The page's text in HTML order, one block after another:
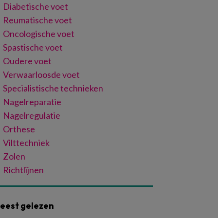
Diabetische voet
Reumatische voet
Oncologische voet
Spastische voet
Oudere voet
Verwaarloosde voet
Specialistische technieken
Nagelreparatie
Nagelregulatie
Orthese
Vilttechniek
Zolen
Richtlijnen
gelezen